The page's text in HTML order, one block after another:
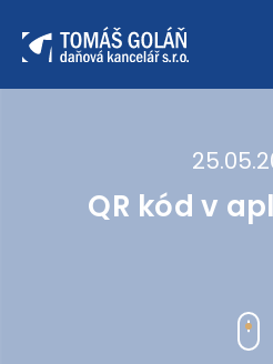
QR kód v